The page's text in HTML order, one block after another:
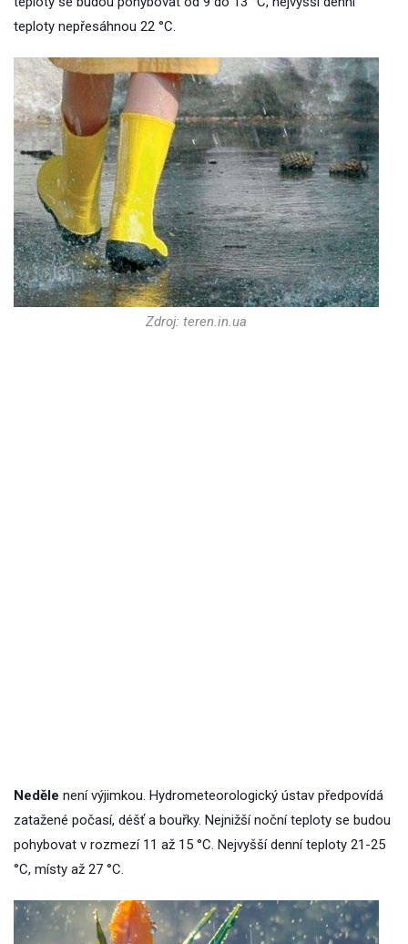
teploty nepřesáhnou 22 °C.
Zdroj: teren.in.ua
Neděle není výjimkou. Hydrometeorologický ústav předpovídá
zatažené počasí, déšť a bouřky. Nejnižší noční teploty se budou
pohybovat v rozmezí 11 až 15 °C. Nejvyšší denní teploty 21-25
°C, místy až 27 °C.